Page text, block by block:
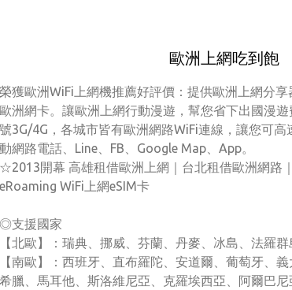
歐洲上網吃到飽
榮獲歐洲WiFi上網機推薦好評價：提供歐洲上網分
歐洲網卡。讓歐洲上網行動漫遊，幫您省下出國漫
號3G/4G，各城市皆有歐洲網路WiFi連線，讓您可
動網路電話、Line、FB、Google Map、App。
☆2013開幕 高雄租借歐洲上網｜台北租借歐洲網路
eRoaming WiFi上網eSIM卡
◎支援國家
【北歐】：瑞典、挪威、芬蘭、丹麥、冰島、法羅
【南歐】：西班牙、直布羅陀、安道爾、葡萄牙、
希臘、馬耳他、斯洛維尼亞、克羅埃西亞、阿爾巴尼